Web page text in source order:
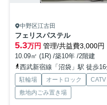
中野区江古田
フェリスパステル
5.3万円 管理/共益費3,000円
10.09㎡ (1R) /築10年 /2階建
西武新宿線「沼袋」駅 徒歩
駐輪場 オートロック CATV
敷地内ごみ置き場